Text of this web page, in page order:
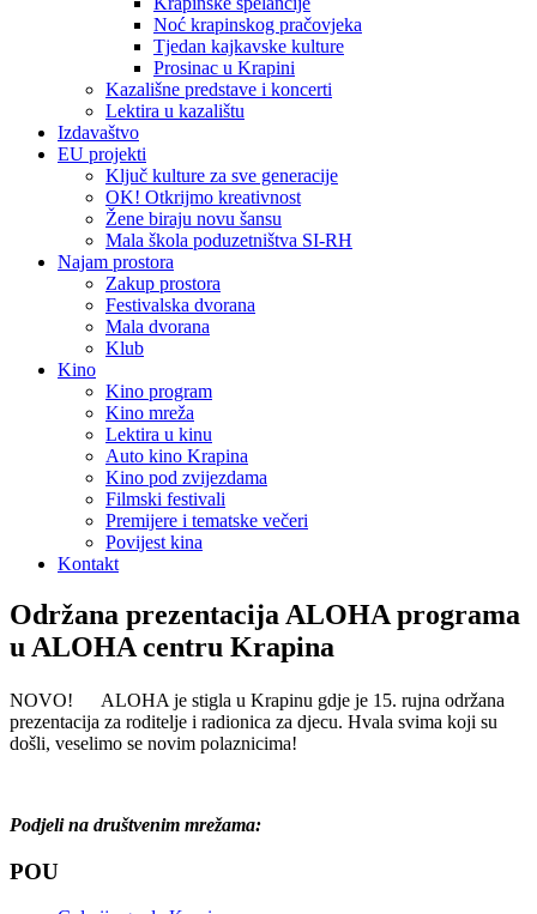
Noć krapinskog pračovjeka
Tjedan kajkavske kulture
Prosinac u Krapini
Kazališne predstave i koncerti
Lektira u kazalištu
Izdavaštvo
EU projekti
Ključ kulture za sve generacije
OK! Otkrijmo kreativnost
Žene biraju novu šansu
Mala škola poduzetništva SI-RH
Najam prostora
Zakup prostora
Festivalska dvorana
Mala dvorana
Klub
Kino
Kino program
Kino mreža
Lektira u kinu
Auto kino Krapina
Kino pod zvijezdama
Filmski festivali
Premijere i tematske večeri
Povijest kina
Kontakt
Održana prezentacija ALOHA programa
u ALOHA centru Krapina
NOVO!
ALOHA je stigla u Krapinu gdje je 15. rujna održana
prezentacija za roditelje i radionica za djecu. Hvala svima koji su
došli, veselimo se novim polaznicima!
Podjeli na društvenim mrežama:
POU